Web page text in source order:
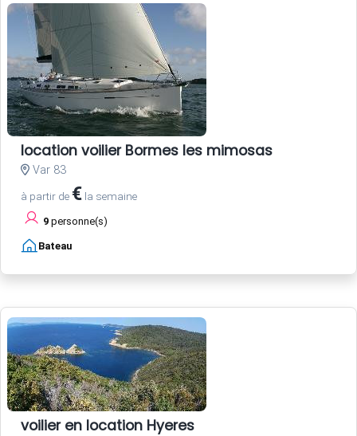
location voilier Bormes les mimosas
Var 83
à partir de € la semaine
9 personne(s)
Bateau
voilier en location Hyeres